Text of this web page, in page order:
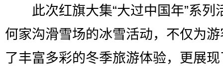
此次红旗大集“大过中国年”系列
何家沟滑雪场的冰雪活动，不仅为
了丰富多彩的冬季旅游体验，更展